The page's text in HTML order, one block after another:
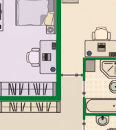
1
53,99 М2
18,81 М2
Квартира
№2 кімнат: 2